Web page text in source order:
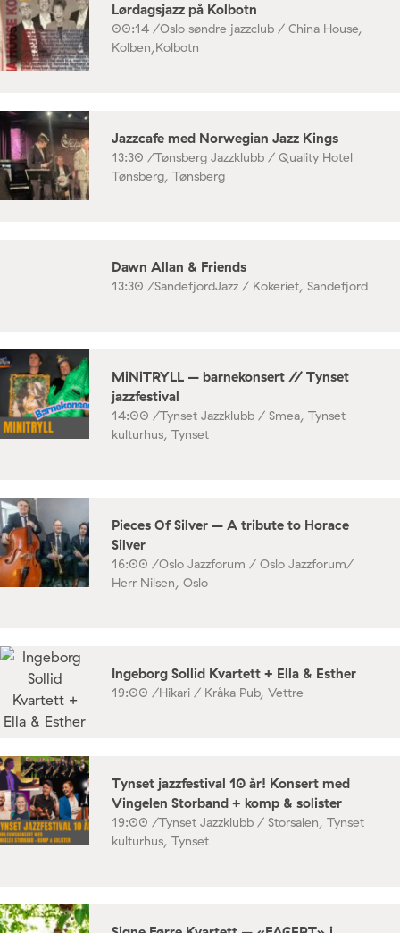
Lørdagsjazz på Kolbotn
00:14 /Oslo søndre jazzclub / China House,
Kolben,Kolbotn
Jazzcafe med Norwegian Jazz Kings
13:30 /Tønsberg Jazzklubb / Quality Hotel
Tønsberg, Tønsberg
Dawn Allan & Friends
13:30 /SandefjordJazz / Kokeriet, Sandefjord
MiNiTRYLL – barnekonsert // Tynset
jazzfestival
14:00 /Tynset Jazzklubb / Smea, Tynset
kulturhus, Tynset
Pieces Of Silver – A tribute to Horace
Silver
16:00 /Oslo Jazzforum / Oslo Jazzforum/
Herr Nilsen, Oslo
Ingeborg Sollid Kvartett + Ella & Esther
19:00 /Hikari / Kråka Pub, Vettre
Tynset jazzfestival 10 år! Konsert med
Vingelen Storband + komp & solister
19:00 /Tynset Jazzklubb / Storsalen, Tynset
kulturhus, Tynset